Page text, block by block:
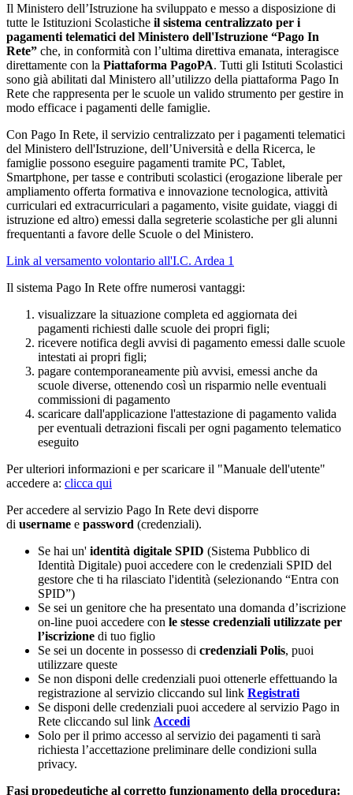
Il Ministero dell’Istruzione ha sviluppato e messo a disposizione di
tutte le Istituzioni Scolastiche il sistema centralizzato per i
pagamenti telematici del Ministero dell'Istruzione “Pago In
Rete” che, in conformità con l’ultima direttiva emanata, interagisce
direttamente con la Piattaforma PagoPA. Tutti gli Istituti Scolastici
sono già abilitati dal Ministero all’utilizzo della piattaforma Pago In
Rete che rappresenta per le scuole un valido strumento per gestire in
modo efficace i pagamenti delle famiglie.
Con Pago In Rete, il servizio centralizzato per i pagamenti telematici
del Ministero dell'Istruzione, dell’Università e della Ricerca, le
famiglie possono eseguire pagamenti tramite PC, Tablet,
Smartphone, per tasse e contributi scolastici (erogazione liberale per
ampliamento offerta formativa e innovazione tecnologica, attività
curriculari ed extracurriculari a pagamento, visite guidate, viaggi di
istruzione ed altro) emessi dalla segreterie scolastiche per gli alunni
frequentanti a favore delle Scuole o del Ministero.
Link al versamento volontario all'I.C. Ardea 1
Il sistema Pago In Rete offre numerosi vantaggi:
visualizzare la situazione completa ed aggiornata dei
pagamenti richiesti dalle scuole dei propri figli;
ricevere notifica degli avvisi di pagamento emessi dalle scuole
intestati ai propri figli;
pagare contemporaneamente più avvisi, emessi anche da
scuole diverse, ottenendo così un risparmio nelle eventuali
commissioni di pagamento
scaricare dall'applicazione l'attestazione di pagamento valida
per eventuali detrazioni fiscali per ogni pagamento telematico
eseguito
Per ulteriori informazioni e per scaricare il "Manuale dell'utente"
accedere a: clicca qui
Per accedere al servizio Pago In Rete devi disporre
di username e password (credenziali).
Se hai un' identità digitale SPID (Sistema Pubblico di
Identità Digitale) puoi accedere con le credenziali SPID del
gestore che ti ha rilasciato l'identità (selezionando “Entra con
SPID”)
Se sei un genitore che ha presentato una domanda d’iscrizione
on-line puoi accedere con le stesse credenziali utilizzate per
l’iscrizione di tuo figlio
Se sei un docente in possesso di credenziali Polis, puoi
utilizzare queste
Se non disponi delle credenziali puoi ottenerle effettuando la
registrazione al servizio cliccando sul link Registrati
Se disponi delle credenziali puoi accedere al servizio Pago in
Rete cliccando sul link Accedi
Solo per il primo accesso al servizio dei pagamenti ti sarà
richiesta l’accettazione preliminare delle condizioni sulla
privacy.
Fasi propedeutiche al corretto funzionamento della procedura: